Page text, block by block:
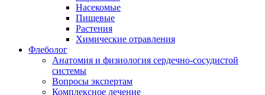
Насекомые
Пищевые
Растения
Химические отравления
Флеболог
Анатомия и физиология сердечно-сосудистой
системы
Вопросы экспертам
Комплексное лечение